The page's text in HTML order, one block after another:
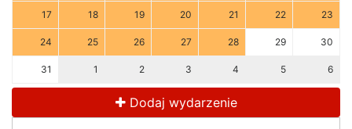
17 18 19 20 21 22 23
24 25 26 27 28 29 30
31 1 2 3 4 5 6
Dodaj wydarzenie